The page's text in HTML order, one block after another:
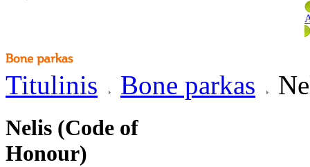
Titulinis Bone parkas
Nelis (Code of
Honour)